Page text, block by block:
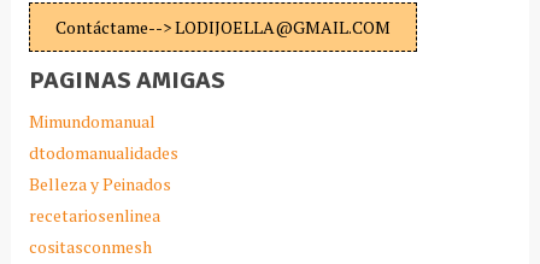
Contáctame--> LODIJOELLA@GMAIL.COM
PAGINAS AMIGAS
Mimundomanual
dtodomanualidades
Belleza y Peinados
recetariosenlinea
cositasconmesh